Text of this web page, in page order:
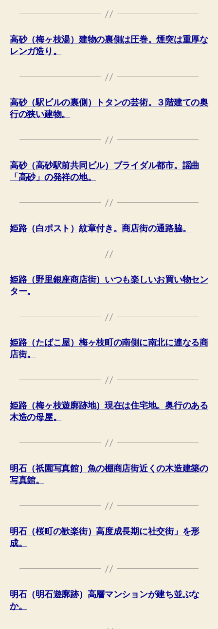
高砂（梅ヶ枝湯）建物の裏側は圧巻。煙突は重厚な
レンガ造り。
高砂（駅ビルの裏側）トタンの芸術。３階建ての奥
行の狭い建物。
高砂（高砂駅前共同ビル）ブライダル都市。謡曲
「高砂」の発祥の地。
姫路（白ポスト）紋章付き。商店街の通路脇。
姫路（野里銀座商店街）いつも楽しいお買い物セン
ター。
姫路（たばこ屋）梅ヶ枝町の南側に南北に連なる商
店街。
姫路（梅ヶ枝遊廓跡地）現在は住宅地。奥行のある
木造の母屋。
明石（祇園写真館）魚の棚商店街近くの木造建築の
写真館。
明石（桜町の歓楽街）高度成長期に社交街」を形
成。
明石（明石遊廓跡）高層マンションが建ち並ぶな
か。